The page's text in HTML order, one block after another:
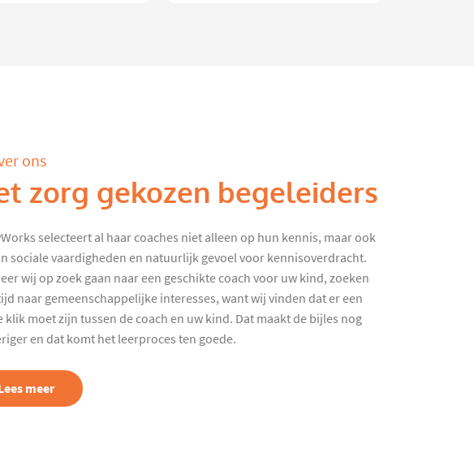
ons
zorg gekozen begeleiders
selecteert al haar coaches niet alleen op hun kennis, maar ook
sociale vaardigheden en natuurlijk gevoel voor kennisoverdracht.
wij op zoek gaan naar een geschikte coach voor uw kind, zoeken
naar gemeenschappelijke interesses, want wij vinden dat er een
klik moet zijn tussen de coach en uw kind. Dat maakt de bijles nog
en dat komt het leerproces ten goede.
meer